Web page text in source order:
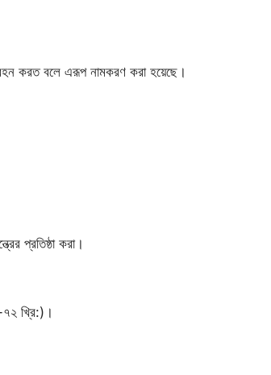
বহন করত বলে এরূপ নামকরণ করা হয়েছে।
প্রতিষ্ঠা করা।
খ্রি:)।